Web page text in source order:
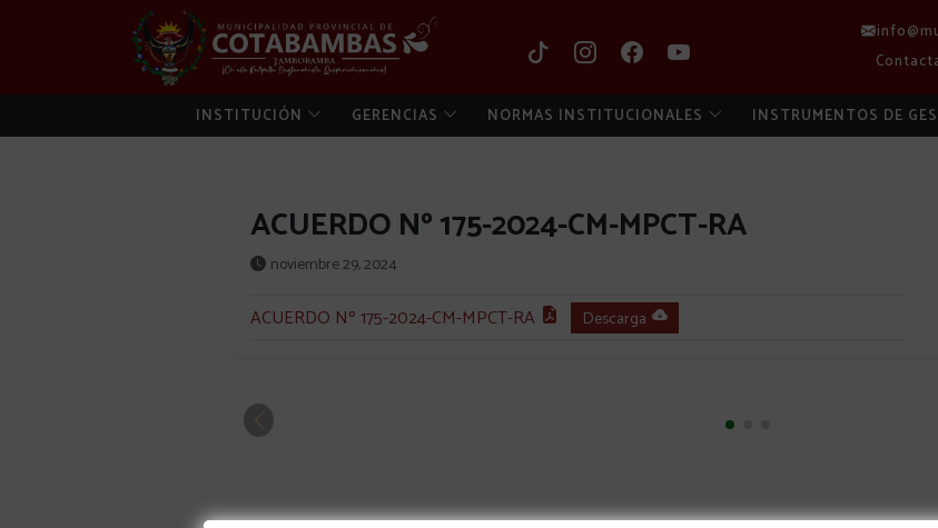
INSTITUCIÓN GERENCIAS NORMAS INSTITUCIONALES INSTRUMENTOS DE
ACUERDO Nº 175-2024-CM-MPCT-RA
noviembre 29, 2024
ACUERDO Nº 175-2024-CM-MPCT-RA Descarga